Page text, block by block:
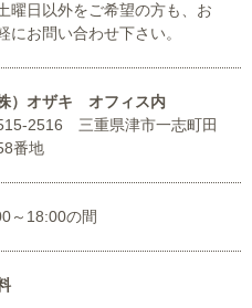
曜日以外をご希望の方も、お
にお問い合わせ下さい。
株）オザキ オフィス内
2516 三重県津市一志町田
番地
～18:00の間